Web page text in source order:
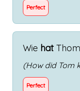
Perfect
Wie hat
(How did Tom
Perfect